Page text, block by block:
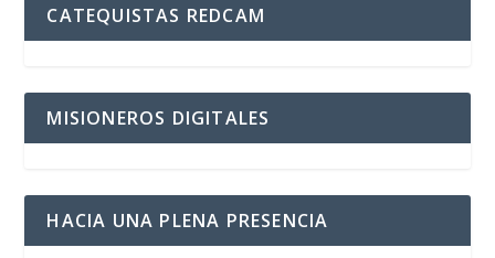
CATEQUISTAS REDCAM
MISIONEROS DIGITALES
HACIA UNA PLENA PRESENCIA